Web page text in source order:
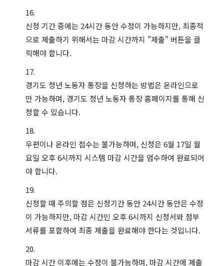
신청 기간 중에는 24시간 동안 수정이 가능하지만, 최종적
으로 제출하기 위해서는 마감 시간까지 "제출" 버튼을 클
릭해야 합니다.
경기도 청년 노동자 통장을 신청하는 방법은 온라인으로
만 가능하며, 경기도 청년 노동자 통장 홈페이지를 통해 신
청할 수 있습니다.
우편이나 온라인 접수는 불가능하며, 신청은 6월 17일 월
요일 오후 6시까지 시스템 마감 시간을 엄수하여 완료되어
야 합니다.
신청할 때 주의할 점은 신청기간 동안 24시간 동안은 수정
이 가능하지만, 마감 시간인 오후 6시까지 신청서와 첨부
서류를 포함하여 최종 제출을 완료해야 한다는 것입니다.
마감 시간 이후에는 수정이 불가능하며, 마감 시간에 제출